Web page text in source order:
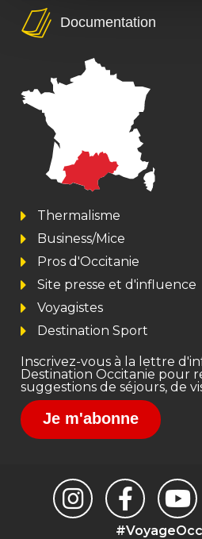
Documentation
Thermalisme
Business/Mice
Pros d'Occitanie
Site presse et d'influence
Voyagistes
Destination Sport
Inscrivez-vous à la lettre
Destination Occitanie pour
suggestions de séjours, de
Je m'abonne